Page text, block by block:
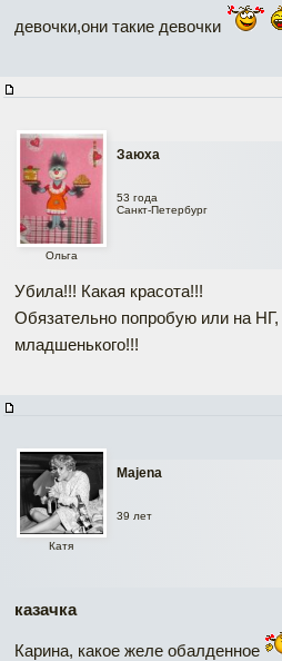
девочки,они такие девочки
Заюха
Ольга
53 года
Санкт-Петербург
Убила!!! Какая красота!!!
Обязательно попробую или на
младшенького!!!
Majena
Катя
39 лет
казачка
Карина, какое желе обалденное